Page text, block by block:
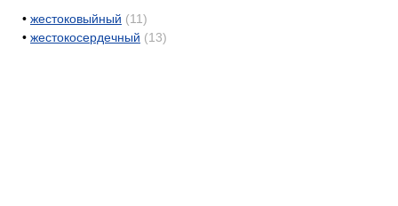
• жестоковыйный (11)
• жестокосердечный (13)